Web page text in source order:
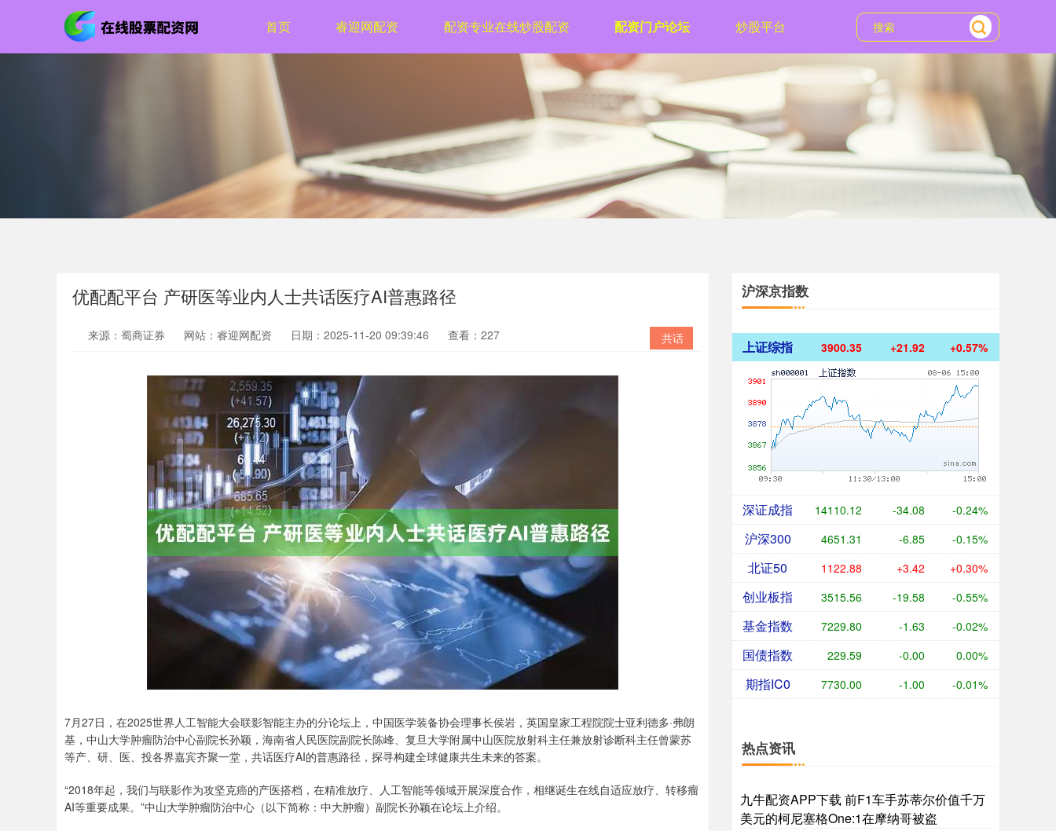
首页 睿迎网配资 配资专业在线炒股配资 配资门户论坛 炒股平台
优配配平台 产研医等业内人士共话医疗AI普惠路径
共话
来源：蜀商证券 网站：睿迎网配资 日期：2025-11-20 09:39:46 查看：227
7月27日，在2025世界人工智能大会联影智能主办的分论坛上，中国医学装备协会理事长侯岩，英国皇家工程院院士亚利德多·弗朗
基，中山大学肿瘤防治中心副院长孙颖，海南省人民医院副院长陈峰、复旦大学附属中山医院放射科主任兼放射诊断科主任曾蒙苏
等产、研、医、投各界嘉宾齐聚一堂，共话医疗AI的普惠路径，探寻构建全球健康共生未来的答案。
“2018年起，我们与联影作为攻坚克癌的产医搭档，在精准放疗、人工智能等领域开展深度合作，相继诞生在线自适应放疗、转移瘤
AI等重要成果。”中山大学肿瘤防治中心（以下简称：中大肿瘤）副院长孙颖在论坛上介绍。
沪深京指数
上证综指 3900.35 +21.92 +0.57%
深证成指 14110.12 -34.08 -0.24%
沪深300 4651.31 -6.85 -0.15%
北证50 1122.88 +3.42 +0.30%
创业板指 3515.56 -19.58 -0.55%
基金指数 7229.80 -1.63 -0.02%
国债指数 229.59 -0.00 0.00%
期指IC0 7730.00 -1.00 -0.01%
热点资讯
九牛配资APP下载 前F1车手苏蒂尔价值千万
美元的柯尼塞格One:1在摩纳哥被盗